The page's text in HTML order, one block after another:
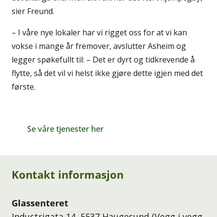
sier Freund.
– I våre nye lokaler har vi rigget oss for at vi kan
vokse i mange år fremover, avslutter Asheim og
legger spøkefullt til: – Det er dyrt og tidkrevende å
flytte, så det vil vi helst ikke gjøre dette igjen med det
første.
Se våre tjenester her
Kontakt informasjon
Glassenteret